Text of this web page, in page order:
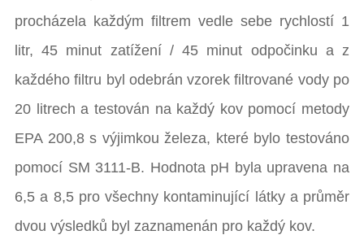
procházela každým filtrem vedle sebe rychlostí 1
litr, 45 minut zatížení / 45 minut odpočinku a z
každého filtru byl odebrán vzorek filtrované vody po
20 litrech a testován na každý kov pomocí metody
EPA 200,8 s výjimkou železa, které bylo testováno
pomocí SM 3111-B. Hodnota pH byla upravena na
6,5 a 8,5 pro všechny kontaminující látky a průměr
dvou výsledků byl zaznamenán pro každý kov.